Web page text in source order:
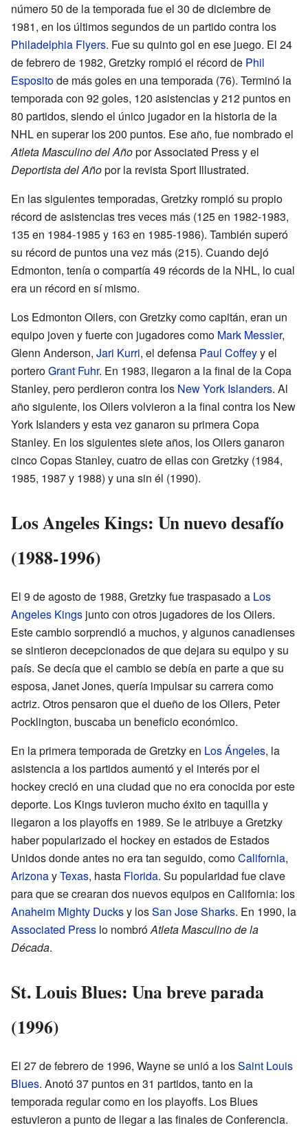
número 50 de la temporada fue el 30 de diciembre de
1981, en los últimos segundos de un partido contra los
Philadelphia Flyers. Fue su quinto gol en ese juego. El 24
de febrero de 1982, Gretzky rompió el récord de Phil
Espositode más goles en una temporada (76). Terminó la
temporada con 92 goles, 120 asistencias y 212 puntos en
80 partidos, siendo el único jugador en la historia de la
NHL en superar los 200 puntos. Ese año, fue nombrado el
Atleta Masculino del Añopor Associated Press y el
Deportista del Añopor la revista Sport Illustrated.
En las siguientes temporadas, Gretzky rompió su propio
récord de asistencias tres veces más (125 en 1982-1983,
135 en 1984-1985 y 163 en 1985-1986). También superó
su récord de puntos una vez más (215). Cuando dejó
Edmonton, tenía o compartía 49 récords de la NHL, lo cual
era un récord en sí mismo.
Los Edmonton Oilers, con Gretzky como capitán, eran un
equipo joven y fuerte con jugadores como Mark Messier,
Glenn Anderson, Jari Kurri, el defensa Paul Coffeyy el
porteroGrant Fuhr. En 1983, llegaron a la final de la Copa
Stanley, pero perdieron contra los New York Islanders. Al
año siguiente, los Oilers volvieron a la final contra los New
York Islanders y esta vez ganaron su primera Copa
Stanley. En los siguientes siete años, los Oilers ganaron
cinco Copas Stanley, cuatro de ellas con Gretzky (1984,
1985, 1987 y 1988) y una sin él (1990).
Los Angeles Kings: Un nuevo desafío
(1988-1996)
El 9 de agosto de 1988, Gretzky fue traspasado a Los
Angeles Kings junto con otros jugadores de los Oilers.
Este cambio sorprendió a muchos, y algunos canadienses
se sintieron decepcionados de que dejara su equipo y su
país. Se decía que el cambio se debía en parte a que su
esposa, Janet Jones, quería impulsar su carrera como
actriz. Otros pensaron que el dueño de los Oilers, Peter
Pocklington, buscaba un beneficio económico.
En la primera temporada de Gretzky en Los Ángeles, la
asistencia a los partidos aumentó y el interés por el
hockey creció en una ciudad que no era conocida por este
deporte. Los Kings tuvieron mucho éxito en taquilla y
llegaron a los playoffs en 1989. Se le atribuye a Gretzky
haber popularizado el hockey en estados de Estados
Unidos donde antes no era tan seguido, comoCalifornia,
ArizonayTexas, hasta Florida. Su popularidad fue clave
para que se crearan dos nuevos equipos en California: los
Anaheim Mighty Ducksy losSan Jose Sharks. En 1990, la
Associated Press lo nombróAtleta Masculino de la
Década.
St. Louis Blues: Una breve parada
(1996)
El 27 de febrero de 1996, Wayne se unió a losSaint Louis
Blues. Anotó 37 puntos en 31 partidos, tanto en la
temporada regular como en los playoffs. Los Blues
estuvieron a punto de llegar a las finales de Conferencia.